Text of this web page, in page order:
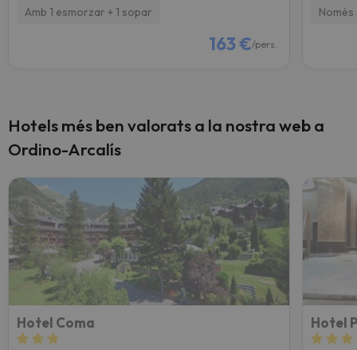
Amb 1 esmorzar + 1 sopar
163 €/pers.
Hotels més ben valorats a la nostra web a
Ordino-Arcalís
Hotel Coma